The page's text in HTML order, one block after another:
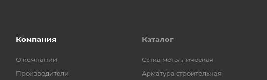
Компания
О компании
Производители
Каталог
Cетка металлическая
Арматура строительная